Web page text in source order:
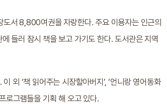
서 8,800여권을 자랑한다. 주요 이용자는 인근의
들러 잠시 책을 보고 가기도 한다. 도서관은 지역
외 ‘책 읽어주는 시장할아버지’, ‘언니랑 영어동화
로그램들을 기획 해 오고 있다.